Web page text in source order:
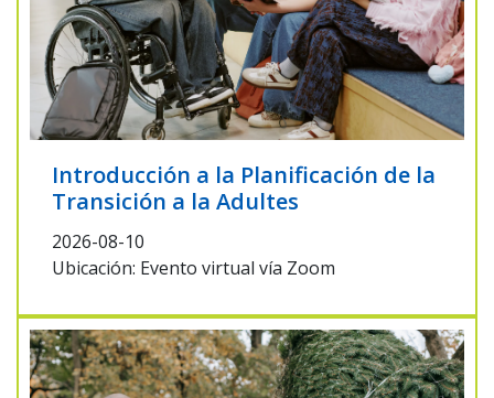
Introducción a la Planificación de la
Transición a la Adultes
2026-08-10
Ubicación: Evento virtual vía Zoom